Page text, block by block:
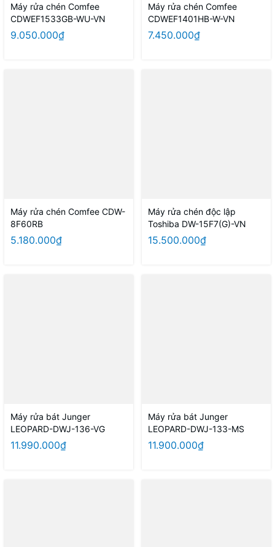
Máy rửa chén Comfee
CDWEF1533GB-WU-VN
9.050.000₫
Máy rửa chén Comfee
CDWEF1401HB-W-VN
7.450.000₫
Máy rửa chén Comfee CDW-
8F60RB
5.180.000₫
Máy rửa chén độc lập
Toshiba DW-15F7(G)-VN
15.500.000₫
Máy rửa bát Junger
LEOPARD-DWJ-136-VG
11.990.000₫
Máy rửa bát Junger
LEOPARD-DWJ-133-MS
11.900.000₫